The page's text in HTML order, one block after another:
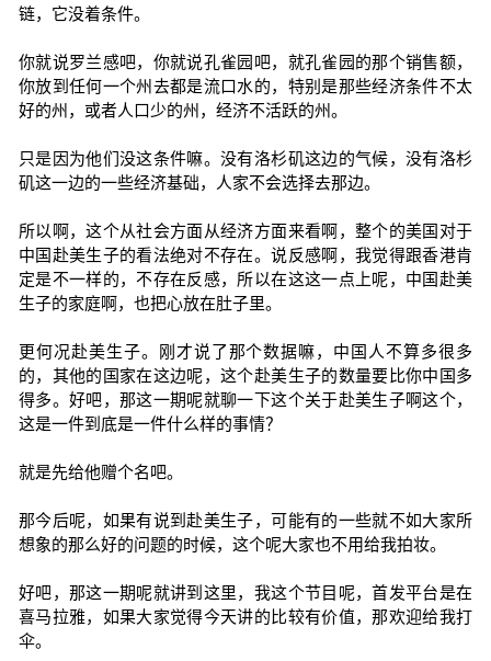
链，它没着条件。
你就说罗兰感吧，你就说孔雀园吧，就孔雀园的那个销售额，
你放到任何一个州去都是流口水的，特别是那些经济条件不太
好的州，或者人口少的州，经济不活跃的州。
只是因为他们没这条件嘛。没有洛杉矶这边的气候，没有洛杉
矶这一边的一些经济基础，人家不会选择去那边。
所以啊，这个从社会方面从经济方面来看啊，整个的美国对于
中国赴美生子的看法绝对不存在。说反感啊，我觉得跟香港肯
定是不一样的，不存在反感，所以在这这一点上呢，中国赴美
生子的家庭啊，也把心放在肚子里。
更何况赴美生子。刚才说了那个数据嘛，中国人不算多很多
的，其他的国家在这边呢，这个赴美生子的数量要比你中国多
得多。好吧，那这一期呢就聊一下这个关于赴美生子啊这个，
这是一件到底是一件什么样的事情？
就是先给他赠个名吧。
那今后呢，如果有说到赴美生子，可能有的一些就不如大家所
想象的那么好的问题的时候，这个呢大家也不用给我拍妆。
好吧，那这一期呢就讲到这里，我这个节目呢，首发平台是在
喜马拉雅，如果大家觉得今天讲的比较有价值，那欢迎给我打
伞。